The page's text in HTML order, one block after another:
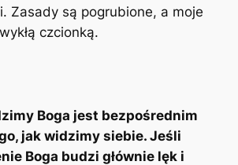
Zasady są pogrubione, a moje
czcionką.
Boga jest bezpośrednim
jak widzimy siebie. Jeśli
Boga budzi głównie lęk i